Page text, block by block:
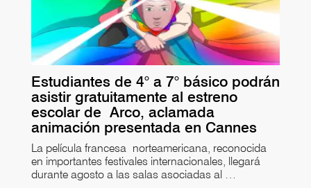
Estudiantes de 4° a 7° básico podrán
asistir gratuitamente al estreno
escolar de Arco, aclamada
animación presentada en Cannes
La película francesa norteamericana, reconocida
en importantes festivales internacionales, llegará
durante agosto a las salas asociadas al …